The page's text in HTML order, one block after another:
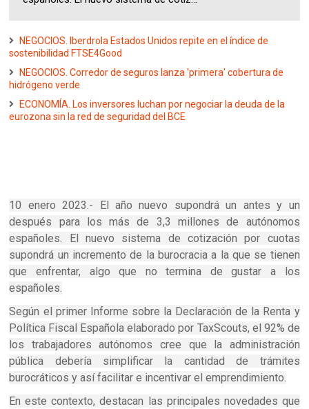
NEGOCIOS. Iberdrola Estados Unidos repite en el índice de
sostenibilidad FTSE4Good
NEGOCIOS. Corredor de seguros lanza 'primera' cobertura de
hidrógeno verde
ECONOMÍA. Los inversores luchan por negociar la deuda de la
eurozona sin la red de seguridad del BCE
10 enero 2023.- El año nuevo supondrá un antes y un
después para los más de 3,3 millones de autónomos
españoles. El nuevo sistema de cotización por cuotas
supondrá un incremento de la burocracia a la que se tienen
que enfrentar, algo que no termina de gustar a los
españoles.
Según el primer Informe sobre la Declaración de la Renta y
Política Fiscal Española elaborado por TaxScouts, el 92% de
los trabajadores autónomos cree que la administración
pública debería simplificar la cantidad de trámites
burocráticos y así facilitar e incentivar el emprendimiento.
En este contexto, destacan las principales novedades que